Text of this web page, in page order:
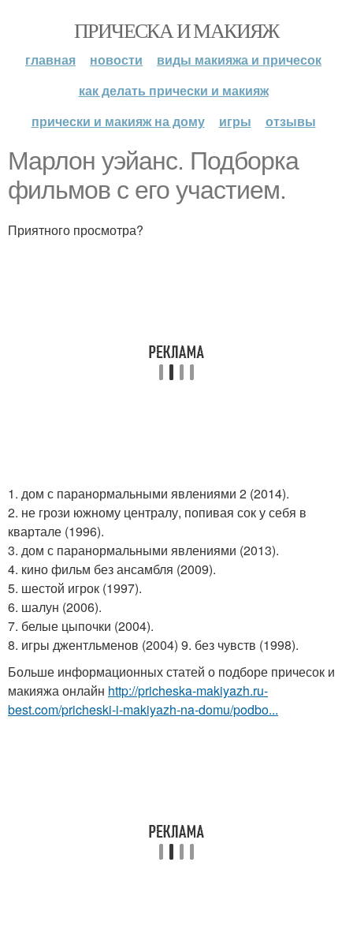
ПРИЧЕСКА И МАКИЯЖ
главная новости
виды макияжа и причесок
как делать прически и макияж
прически и макияж на дому
игры отзывы
Марлон уэйанс. Подборка
фильмов с его участием.
Приятного просмотра?
1. дом с паранормальными явлениями 2 (2014).
2. не грози южному централу, попивая сок у себя в
квартале (1996).
3. дом с паранормальными явлениями (2013).
4. кино фильм без ансамбля (2009).
5. шестой игрок (1997).
6. шалун (2006).
7. белые цыпочки (2004).
8. игры джентльменов (2004) 9. без чувств (1998).
Больше информационных статей о подборе причесок и
макияжа онлайн http://pricheska-makiyazh.ru-
best.com/pricheski-i-makiyazh-na-domu/podbo...